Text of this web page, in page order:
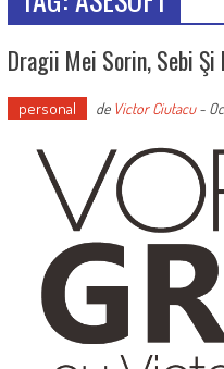
Dragii Mei Sorin, Sebi Şi
personal de Victor Ciutacu-